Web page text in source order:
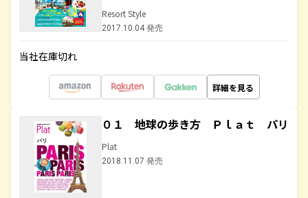
Resort Style
2017.10.04 発売
当社在庫切れ
詳細を見る
０１ 地球の歩き方 Ｐｌａｔ パリ
Plat
2018.11.07 発売